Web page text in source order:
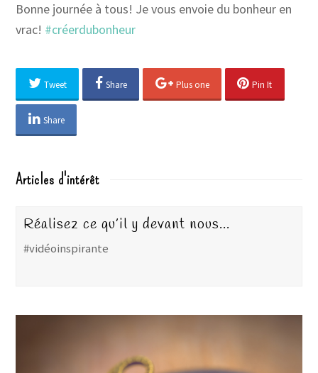
Bonne journée à tous! Je vous envoie du bonheur en
vrac! #créerdubonheur
Tweet Share Plus one Pin It
Share
Articles d'intérêt
Réalisez ce qu’il y devant nous…
#vidéoinspirante